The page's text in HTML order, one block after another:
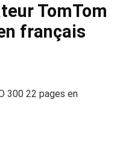
TomTom
français
300 22 pages en